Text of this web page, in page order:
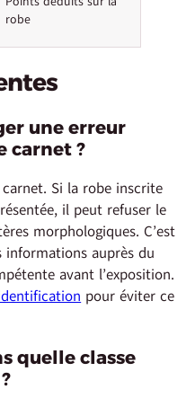
robe
une erreur
carnet ?
Si la robe inscrite
il peut refuser le
morphologiques. C’est
informations auprès du
avant l’exposition.
pour éviter ce
quelle classe